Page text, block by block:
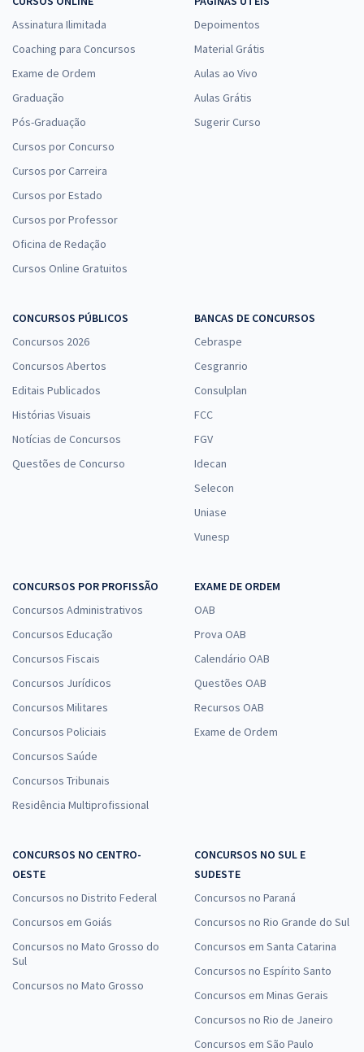
Assinatura Ilimitada
Coaching para Concursos
Exame de Ordem
Graduação
Pós-Graduação
Cursos por Concurso
Cursos por Carreira
Cursos por Estado
Cursos por Professor
Oficina de Redação
Cursos Online Gratuitos
Depoimentos
Material Grátis
Aulas ao Vivo
Aulas Grátis
Sugerir Curso
CONCURSOS PÚBLICOS
Concursos 2026
Concursos Abertos
Editais Publicados
Histórias Visuais
Notícias de Concursos
Questões de Concurso
BANCAS DE CONCURSOS
Cebraspe
Cesgranrio
Consulplan
FCC
FGV
Idecan
Selecon
Uniase
Vunesp
CONCURSOS POR PROFISSÃO
Concursos Administrativos
Concursos Educação
Concursos Fiscais
Concursos Jurídicos
Concursos Militares
Concursos Policiais
Concursos Saúde
Concursos Tribunais
Residência Multiprofissional
EXAME DE ORDEM
OAB
Prova OAB
Calendário OAB
Questões OAB
Recursos OAB
Exame de Ordem
CONCURSOS NO CENTRO-
OESTE
Concursos no Distrito Federal
Concursos em Goiás
Concursos no Mato Grosso do
Sul
Concursos no Mato Grosso
CONCURSOS NO SUL E
SUDESTE
Concursos no Paraná
Concursos no Rio Grande do Sul
Concursos em Santa Catarina
Concursos no Espírito Santo
Concursos em Minas Gerais
Concursos no Rio de Janeiro
Concursos em São Paulo